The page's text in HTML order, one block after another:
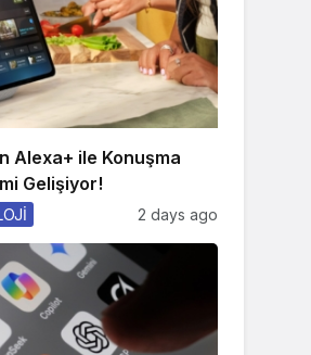
Alexa+ ile Konuşma
Gelişiyor!
2 days ago